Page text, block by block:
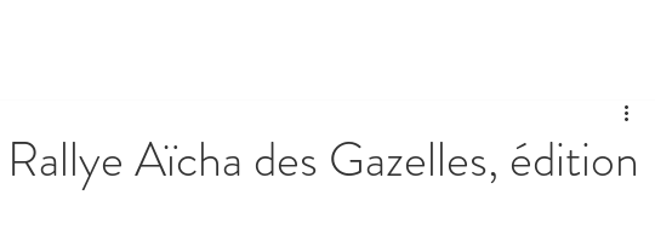
Aïcha des Gazelles, édition